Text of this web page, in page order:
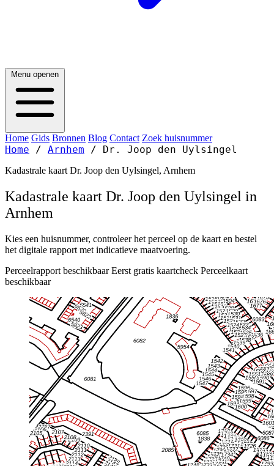
Menu openen
Home Gids Bronnen Blog Contact Zoek huisnummer
Home / Arnhem / Dr. Joop den Uylsingel
Kadastrale kaart Dr. Joop den Uylsingel, Arnhem
Kadastrale kaart Dr. Joop den Uylsingel in
Arnhem
Kies een huisnummer, controleer het perceel op de kaart en bestel
het digitale rapport met indicatieve maatvoering.
Perceelrapport beschikbaar Eerst gratis kaartcheck Perceelkaart
beschikbaar